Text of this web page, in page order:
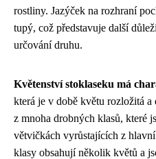
rostliny. Jazýček na rozhraní
tupý, což představuje další
určování druhu.
Květenství stoklaseku má
která je v době květu rozložitá
z mnoha drobných klasů, které
větvičkách vyrůstajících z
klasy obsahují několik květů a